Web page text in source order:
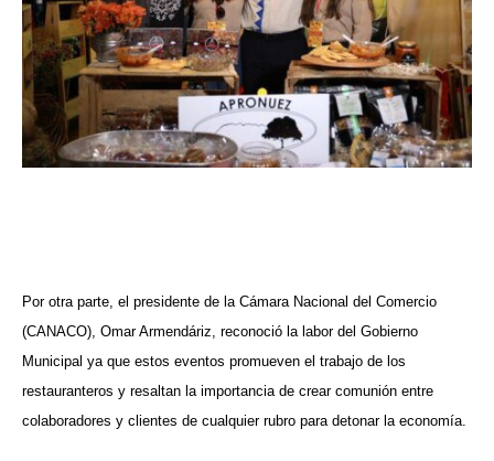
Por otra parte, el presidente de la Cámara Nacional del Comercio
(CANACO), Omar Armendáriz, reconoció la labor del Gobierno
Municipal ya que estos eventos promueven el trabajo de los
restauranteros y resaltan la importancia de crear comunión entre
colaboradores y clientes de cualquier rubro para detonar la economía.